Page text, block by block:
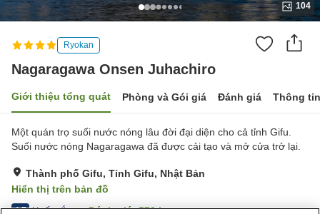
104
Ryokan
Nagaragawa Onsen Juhachiro
Giới thiệu tổng quát Phòng và Gói giá Đánh giá Thông
Một quán trọ suối nước nóng lâu đời đại diện cho cả tỉnh Gifu.
Suối nước nóng Nagaragawa đã được cải tạo và mở cửa trở lại.
Thành phố Gifu, Tỉnh Gifu, Nhật Bản
Hiển thị trên bản đồ
4.7 Xuất sắc Đánh giá:573lượt